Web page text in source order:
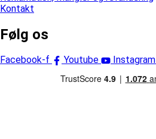
Kontakt
Følg os
Facebook-f Youtube Instagram